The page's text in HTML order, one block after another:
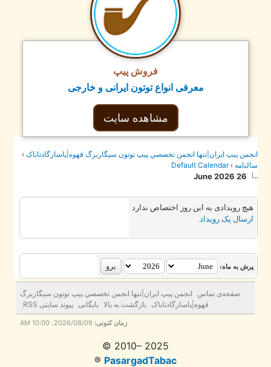
فروش پیپ
معرفی انواع توتون ایرانی و خارجی
مشاهده سایت
پيپ ايران|تنها انجمن تخصصي پيپ توتون سيگاربرگ قهوه|پاسارگادتاباک›
›
Default Calendar
26 June 2026
هیچ رویدادی به این روز اختصاص ندارد
ارسال یک رویداد .
پرش به ماه:
صفحه‌ی تماس
انجمن پيپ ايران|تنها انجمن تخصصي پيپ توتون سيگاربرگ
قهوه|پاسارگادتاباک بازگشت به بالا بایگانی پیوند سایتی RSS
زمان کنونی:2026/08/09، 10:00 AM
© 2010– 2025
®PasargadTabac